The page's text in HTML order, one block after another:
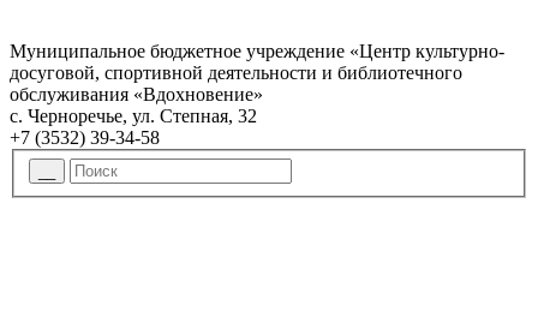
Муниципальное бюджетное учреждение «Центр культурно-
досуговой, спортивной деятельности и библиотечного
обслуживания «Вдохновение»
с. Черноречье, ул. Степная, 32
+7 (3532) 39-34-58